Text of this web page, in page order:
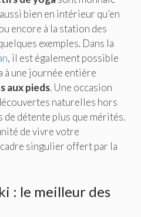
bien en intérieur qu’en
encore à la station des
exemples. Dans la
, il est également possible
à une journée entière
aux pieds. Une occasion
naturelles hors
de détente plus que mérités.
de vivre votre
singulier offert par la
: le meilleur des